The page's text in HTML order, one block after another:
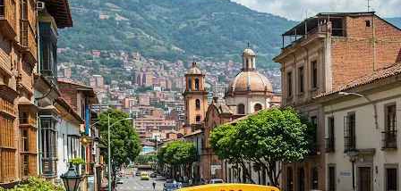
5,0(5)
7 h